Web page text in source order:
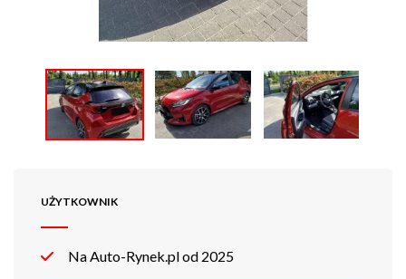
UŻYTKOWNIK
Na Auto-Rynek.pl od 2025